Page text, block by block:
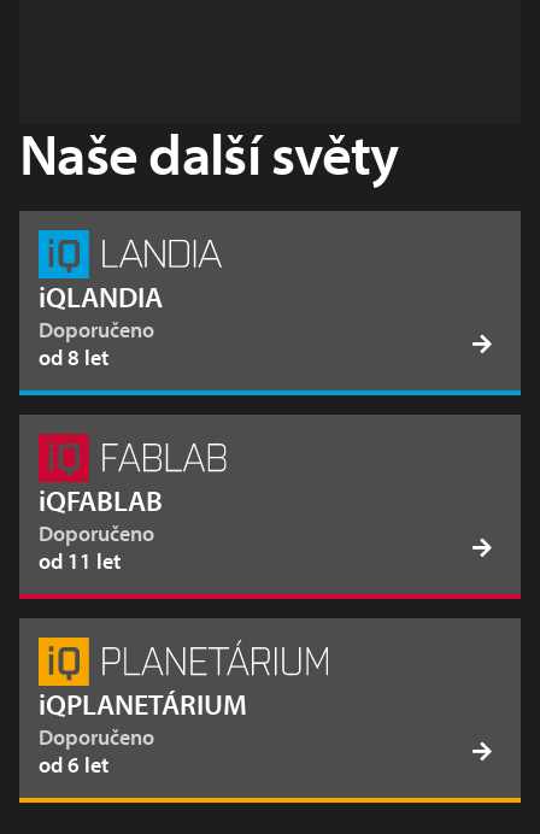
Naše další světy
iQLANDIA
Doporučeno
od 8 let
iQFABLAB
Doporučeno
od 11 let
iQPLANETÁRIUM
Doporučeno
od 6 let